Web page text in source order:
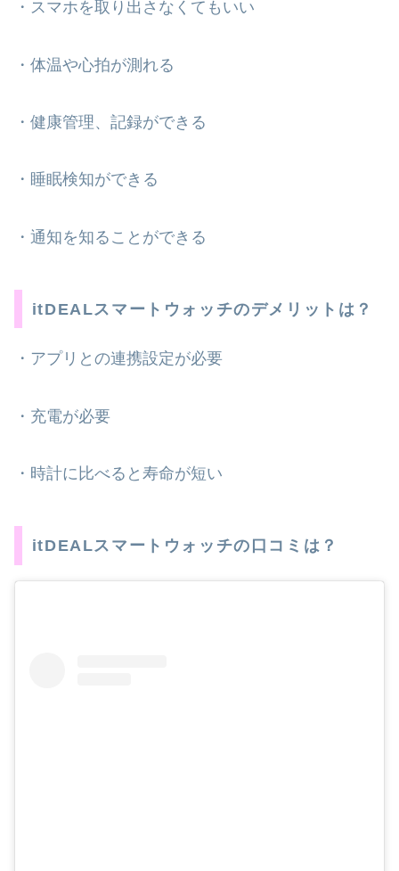
・スマホを取り出さなくてもいい
・体温や心拍が測れる
・健康管理、記録ができる
・睡眠検知ができる
・通知を知ることができる
itDEALスマートウォッチのデメリットは？
・アプリとの連携設定が必要
・充電が必要
・時計に比べると寿命が短い
itDEALスマートウォッチの口コミは？